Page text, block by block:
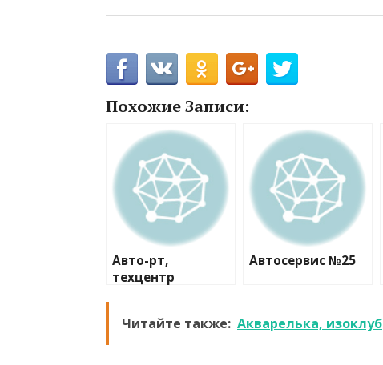
Похожие Записи:
Авто-рт,
техцентр
Автосервис №25
Читайте также: Акварелька, изоклуб